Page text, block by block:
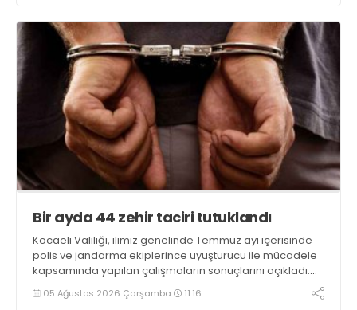
Bir ayda 44 zehir taciri tutuklandı
Kocaeli Valiliği, ilimiz genelinde Temmuz ayı içerisinde
polis ve jandarma ekiplerince uyuşturucu ile mücadele
kapsamında yapılan çalışmaların sonuçlarını açıkladı.
Çalışmalar sonucunda uyuşturucu ve uyarıcı madde
kullanan, ticaretini ve sevkiyatını yapan 44 şahıs
05 Ağustos 2026 Çarşamba 11:16